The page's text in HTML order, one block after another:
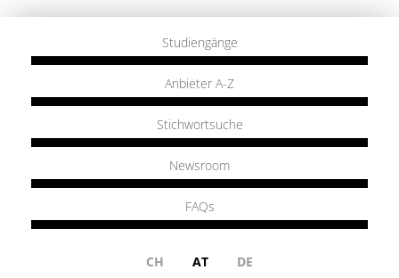
Studiengänge
Anbieter A-Z
Stichwortsuche
Newsroom
FAQs
CH AT DE